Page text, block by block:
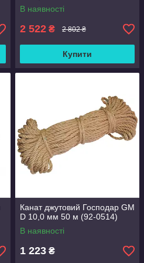
В наявності
2 522 ₴ 2 802 ₴
Купити
Канат джутовий Господар GM
D 10,0 мм 50 м (92-0514)
В наявності
1 223 ₴